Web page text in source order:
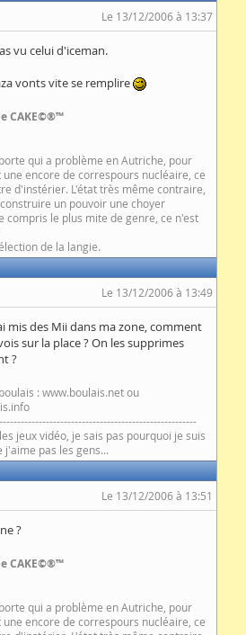
Le 13/12/2006 à 13:37
vu celui d'iceman.
vonts vite se remplire
CAKE©®™
qui a problème en Autriche, pour
une encore de correspours nucléaire, ce
d'instérier. L'état très même contraire,
un pouvoir une choyer
compris le plus mite de genre, ce n'est
de la langie.
Le 13/12/2006 à 13:49
mis des Mii dans ma zone, comment
sur la place ? On les supprimes
?
: www.boulais.net ou
jeux vidéo, je sais pas pourquoi je suis
j'aime pas les gens...
Le 13/12/2006 à 13:51
?
CAKE©®™
qui a problème en Autriche, pour
une encore de correspours nucléaire, ce